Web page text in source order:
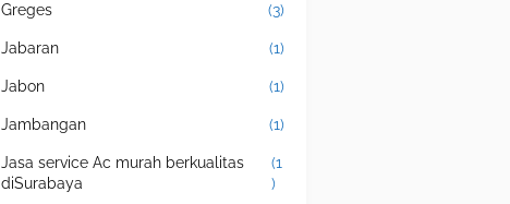
Greges (3)
Jabaran (1)
Jabon (1)
Jambangan (1)
Jasa service Ac murah berkualitas
diSurabaya
(1
)